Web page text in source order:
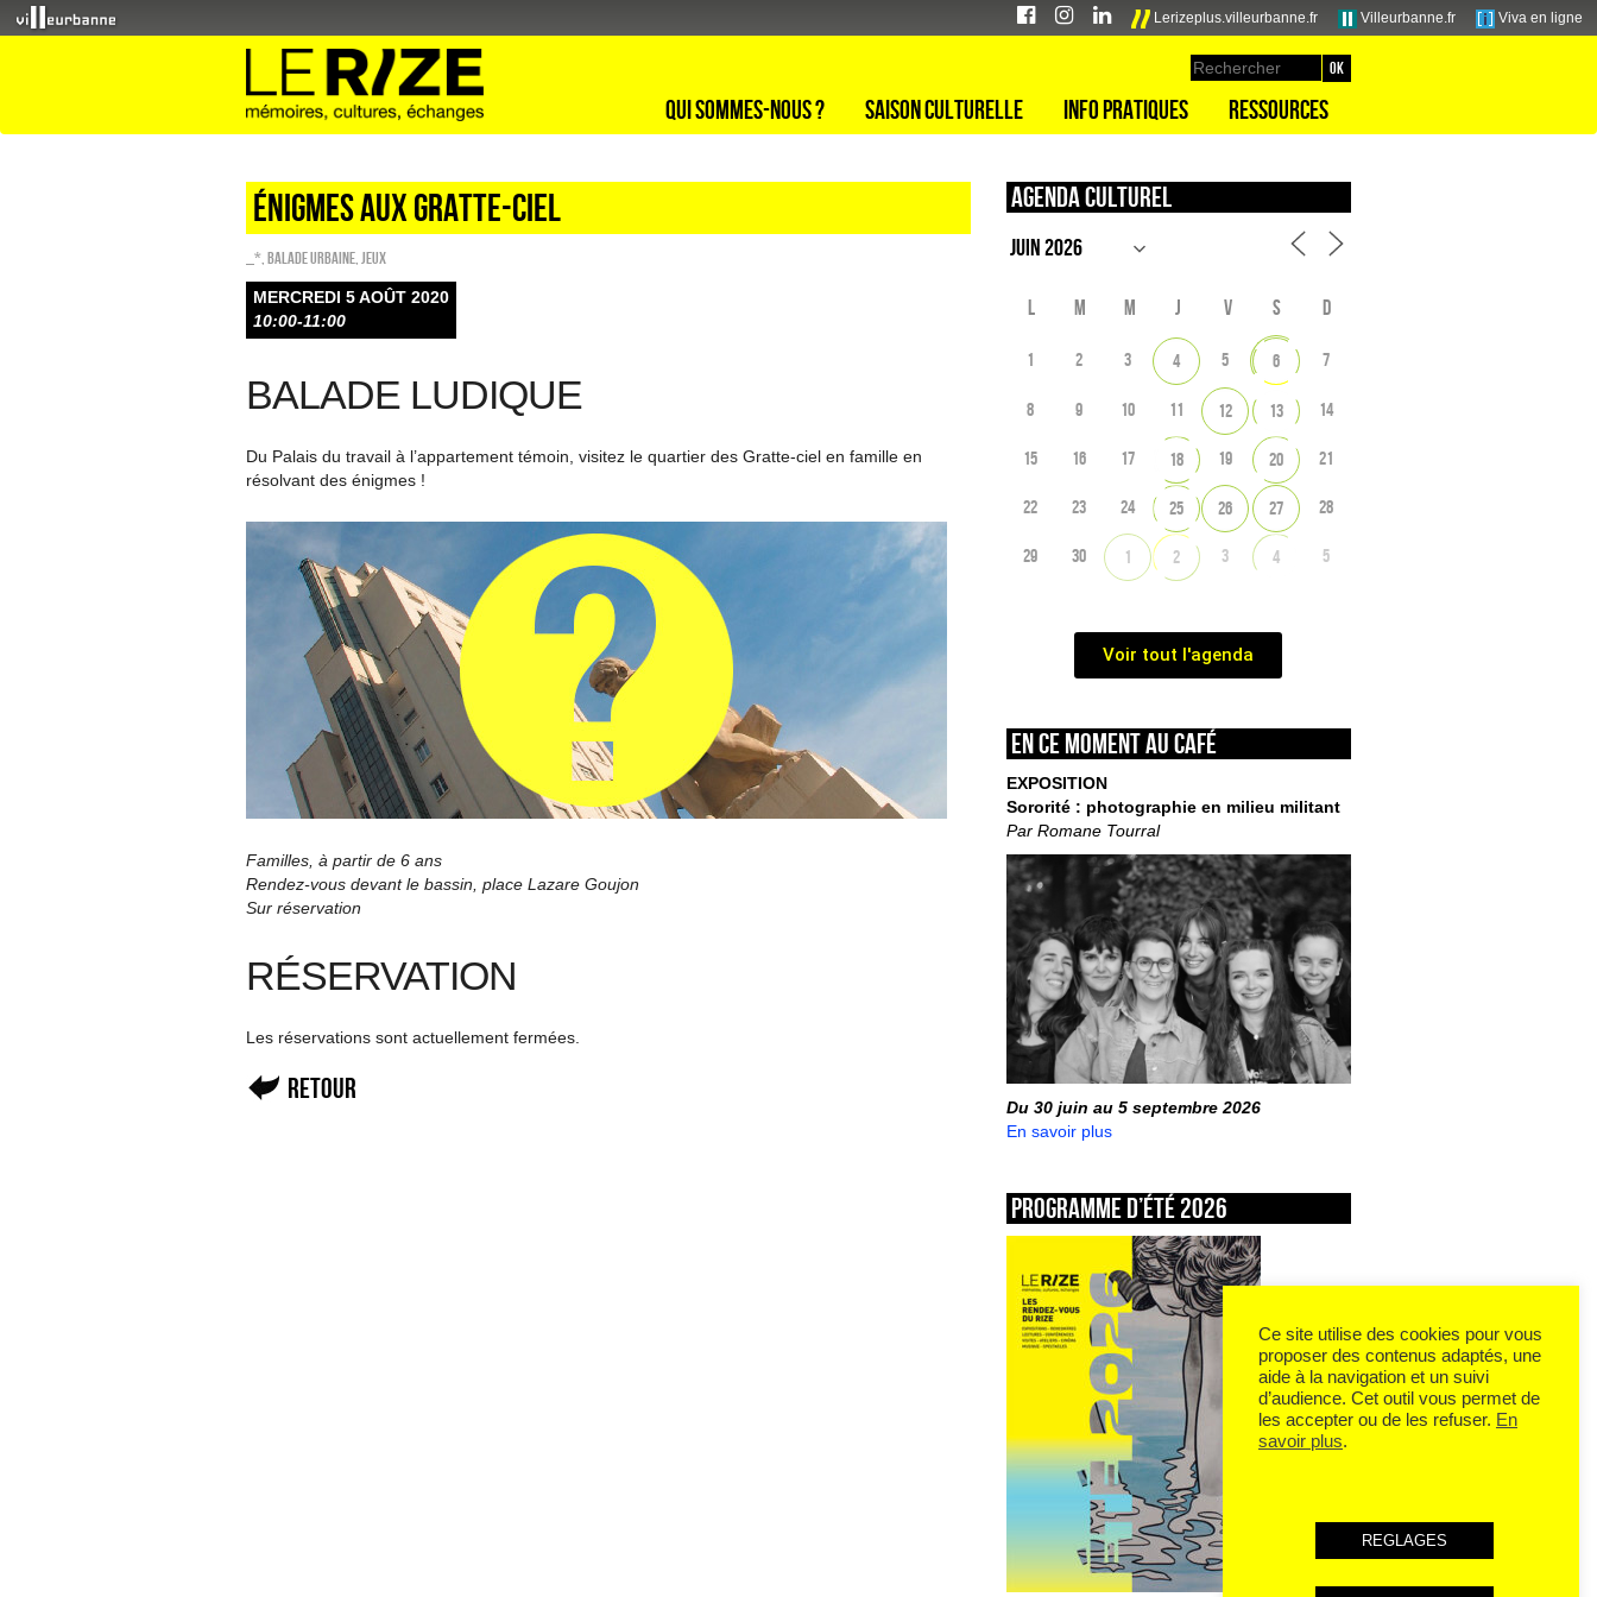
Lerizeplus.villeurbanne.fr Villeurbanne.fr Viva en ligne
Qui sommes-nous ? Saison culturelle Info pratiques Ressources
Énigmes aux Gratte-Ciel
_* Balade urbaine Jeux
MERCREDI 5 AOÛT 2020
10:00-11:00
BALADE LUDIQUE
Du Palais du travail à l’appartement témoin, visitez le quartier des Gratte-ciel en famille en
résolvant des énigmes !
Familles, à partir de 6 ans
Rendez-vous devant le bassin, place Lazare Goujon
Sur réservation
RÉSERVATION
Les réservations sont actuellement fermées.
Retour
Agenda culturel
L M M J V S D
1 2 3 4 5 6 7
8 9 10 11 12 13 14
15 16 17 18 19 20 21
22 23 24 25 26 27 28
29 30 1 2 3 4 5
Voir tout l'agenda
En ce moment au café
EXPOSITION
Sororité : photographie en milieu militant
Par Romane Tourral
Du 30 juin au 5 septembre 2026
En savoir plus
Programme d’été 2026
Ce site utilise des cookies pour vous
proposer des contenus adaptés, une
aide à la navigation et un suivi
d’audience. Cet outil vous permet de
les accepter ou de les refuser. En
savoir plus.
REGLAGES